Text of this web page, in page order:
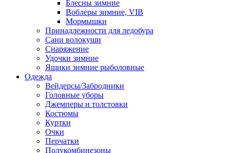
Блесны зимние
Воблеры зимние, VIB
Мормышки
Принадлежности для ледобура
Сани волокуши
Снаряжение
Удочки зимние
Ящики зимние рыболовные
Одежда
Вейдерсы/Забродники
Головные уборы
Джемперы и толстовки
Костюмы
Куртки
Очки
Перчатки
Полукомбинезоны